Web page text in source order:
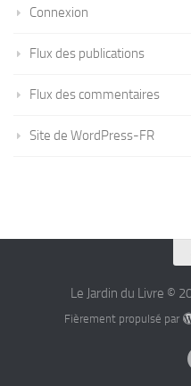
Connexion
Flux des publications
Flux des commentaires
Site de WordPress-FR
Le Jardin du Livre ©
Fièrement propulsé par